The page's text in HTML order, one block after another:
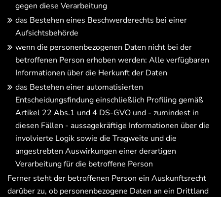
gegen diese Verarbeitung
das Bestehen eines Beschwerderechts bei einer
Aufsichtsbehörde
wenn die personenbezogenen Daten nicht bei der
betroffenen Person erhoben werden: Alle verfügbaren
Informationen über die Herkunft der Daten
das Bestehen einer automatisierten
Entscheidungsfindung einschließlich Profiling gemäß
Artikel 22 Abs.1 und 4 DS-GVO und - zumindest in
diesen Fällen - aussagekräftige Informationen über die
involvierte Logik sowie die Tragweite und die
angestrebten Auswirkungen einer derartigen
Verarbeitung für die betroffene Person
Ferner steht der betroffenen Person ein Auskunftsrecht
darüber zu, ob personenbezogene Daten an ein Drittland